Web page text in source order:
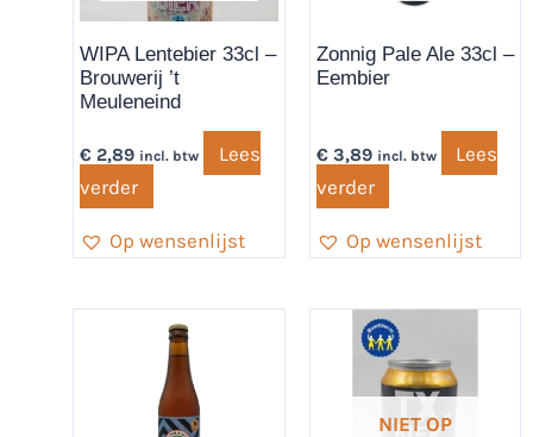
WIPA Lentebier 33cl –
Brouwerij ’t
Meuleneind
€ 2,89 incl. btw
Lees
verder
Op wensenlijst
Zonnig Pale Ale 33cl –
Eembier
€3,89 incl. btw
Lees
verder
Op wensenlijst
NIET OP